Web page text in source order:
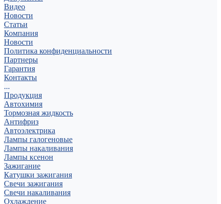
Видео
Новости
Статьи
Компания
Новости
Политика конфиденциальности
Партнеры
Гарантия
Контакты
...
Продукция
Автохимия
Тормозная жидкость
Антифриз
Автоэлектрика
Лампы галогеновые
Лампы накаливания
Лампы ксенон
Зажигание
Катушки зажигания
Свечи зажигания
Свечи накаливания
Охлаждение